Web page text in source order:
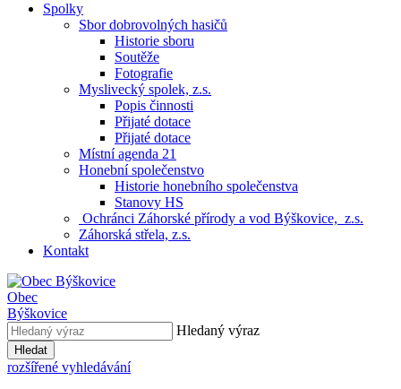
Spolky
Sbor dobrovolných hasičů
Historie sboru
Soutěže
Fotografie
Myslivecký spolek, z.s.
Popis činnosti
Přijaté dotace
Přijaté dotace
Místní agenda 21
Honební společenstvo
Historie honebního společenstva
Stanovy HS
Ochránci Záhorské přírody a vod Býškovice, z.s.
Záhorská střela, z.s.
Kontakt
Obec
Býškovice
Hledaný výraz
Hledat
rozšířené vyhledávání